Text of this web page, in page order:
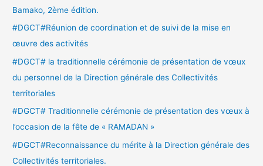
r
:
Bamako, 2ème édition.
#DGCT#Réunion de coordination et de suivi de la mise en
œuvre des activités
#DGCT# la traditionnelle cérémonie de présentation de vœux
du personnel de la Direction générale des Collectivités
territoriales
#DGCT# Traditionnelle cérémonie de présentation des vœux à
l’occasion de la fête de « RAMADAN »
#DGCT#Reconnaissance du mérite à la Direction générale des
Collectivités territoriales.